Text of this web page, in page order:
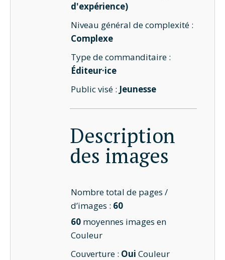
d'expérience)
Niveau général de complexité :
Complexe
Type de commanditaire :
Éditeur·ice
Public visé : Jeunesse
Description
des images
Nombre total de pages /
d’images : 60
60 moyennes images en
Couleur
Couverture : Oui Couleur